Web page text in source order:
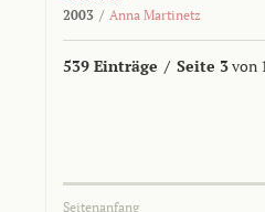
2003 / Anna Martinetz
539 Einträge / Seite 3von
Seitenanfang